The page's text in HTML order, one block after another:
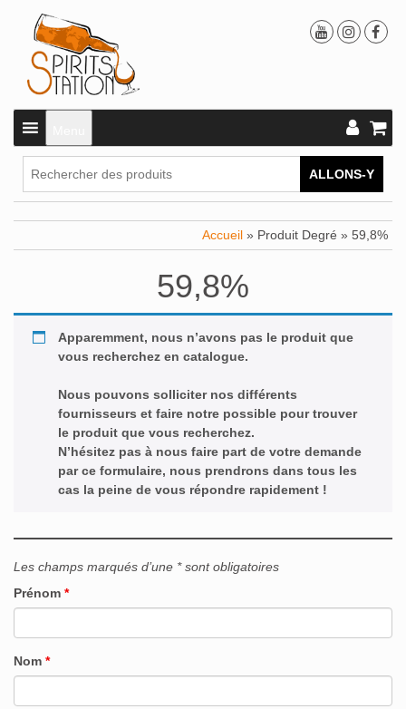
ALLONS-Y
Accueil » Produit Degré » 59,8%
59,8%
Apparemment, nous n’avons pas le produit que
vous recherchez en catalogue.
Nous pouvons solliciter nos différents
fournisseurs et faire notre possible pour trouver
le produit que vous recherchez.
N’hésitez pas à nous faire part de votre demande
par ce formulaire, nous prendrons dans tous les
cas la peine de vous répondre rapidement !
Les champs marqués d’une * sont obligatoires
Prénom *
Nom *